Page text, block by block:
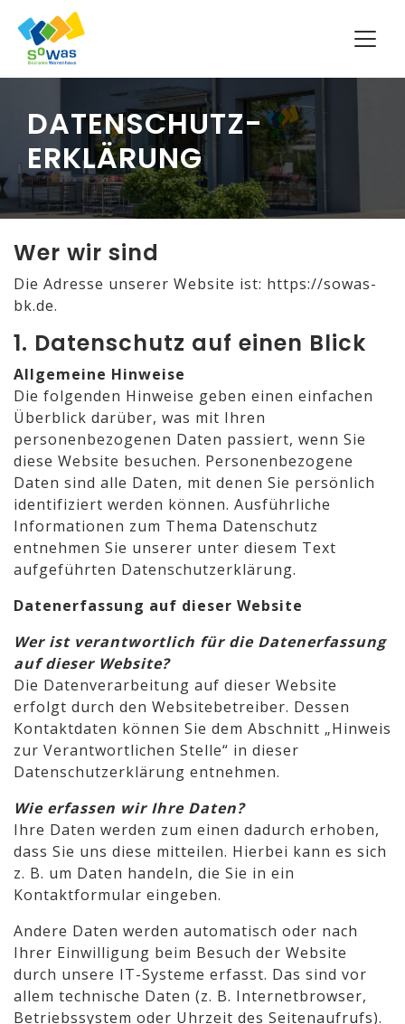
DATENSCHUTZ­
ERKLÄRUNG
Wer wir sind
Die Adresse unserer Website ist: https://sowas-
bk.de.
1. Datenschutz auf einen Blick
Allgemeine Hinweise
Die folgenden Hinweise geben einen einfachen
Überblick darüber, was mit Ihren
personenbezogenen Daten passiert, wenn Sie
diese Website besuchen. Personenbezogene
Daten sind alle Daten, mit denen Sie persönlich
identifiziert werden können. Ausführliche
Informationen zum Thema Datenschutz
entnehmen Sie unserer unter diesem Text
aufgeführten Datenschutzerklärung.
Datenerfassung auf dieser Website
Wer ist verantwortlich für die Datenerfassung
auf dieser Website?
Die Datenverarbeitung auf dieser Website
erfolgt durch den Websitebetreiber. Dessen
Kontaktdaten können Sie dem Abschnitt „Hinweis
zur Verantwortlichen Stelle“ in dieser
Datenschutzerklärung entnehmen.
Wie erfassen wir Ihre Daten?
Ihre Daten werden zum einen dadurch erhoben,
dass Sie uns diese mitteilen. Hierbei kann es sich
z. B. um Daten handeln, die Sie in ein
Kontaktformular eingeben.
Andere Daten werden automatisch oder nach
Ihrer Einwilligung beim Besuch der Website
durch unsere IT-Systeme erfasst. Das sind vor
allem technische Daten (z. B. Internetbrowser,
Betriebssystem oder Uhrzeit des Seitenaufrufs).